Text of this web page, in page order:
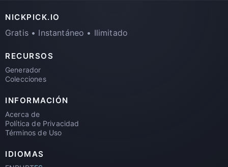
NICKPICK.IO
Gratis • Instantáneo • Ilimitado
RECURSOS
Generador
Colecciones
INFORMACIÓN
Acerca de
Política de Privacidad
Términos de Uso
IDIOMAS